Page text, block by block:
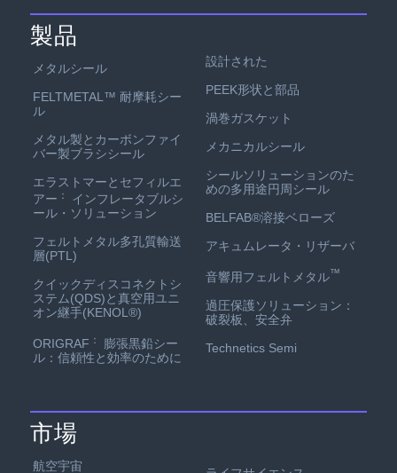
製品
メタルシール
FELTMETAL™ 耐摩耗シー
ル
メタル製とカーボンファイ
バー製ブラシシール
エラストマーとセフィルエ
アー ：
インフレータブルシ
ール・ソリューション
フェルトメタル多孔質輸送
層(PTL)
クイックディスコネクトシ
ステム(QDS)と真空用ユニ
オン継手(KENOL®)
ORIGRAF ：
膨張黒鉛シー
ル：信頼性と効率のために
設計された
PEEK形状と部品
渦巻ガスケット
メカニカルシール
シールソリューションのた
めの多用途円周シール
BELFAB®溶接ベローズ
アキュムレータ・リザーバ
音響用フェルトメタル™
過圧保護ソリューション：
破裂板、安全弁
Technetics Semi
市場
航空宇宙